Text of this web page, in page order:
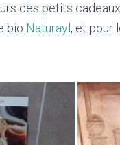
des petits
bio Naturayl , et pour